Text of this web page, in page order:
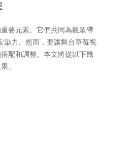
要元素。它們共同為觀眾帶
染力。然而，要讓舞台草莓视
配和調整。本文將從以下幾
。